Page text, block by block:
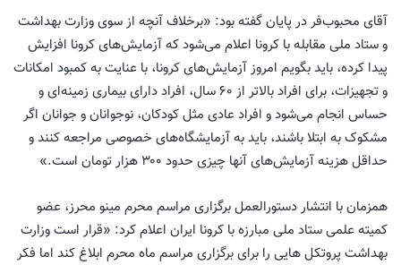
آقای محبوب‌فر در پایان گفته بود: «برخلاف آنچه از سوی وزارت بهداشت
و ستاد ملی مقابله با کرونا اعلام می‌شود که آزمایش‌های کرونا افزایش
پیدا کرده، باید بگویم امروز آزمایش‌های کرونا، با عنایت به کمبود امکانات
و تجهیزات، برای افراد بالاتر از ۶۰ سال، افراد دارای بیماری زمینه‌ای و
حساس انجام می‌شود و افراد عادی مثل کودکان، نوجوانان و جوانان اگر
مشکوک به ابتلا باشند، باید به آزمایشگاه‌های خصوصی مراجعه کنند و
حداقل هزینه آزمایش‌های آنها چیزی حدود ۳۰۰ هزار تومان است.»
همزمان با انتشار دستورالعمل برگزاری مراسم محرم مینو محرز، عضو
کمیته علمی ستاد ملی مبارزه با کرونا ایران اعلام کرد: «قرار است وزارت
بهداشت پروتکل هایی را برای برگزاری مراسم ماه محرم ابلاغ کند اما فکر